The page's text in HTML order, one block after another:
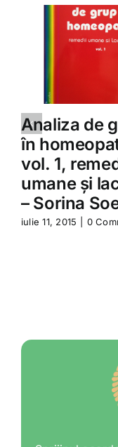
Analiza de
în
vol. 1,
umane şi
– Sorina
iulie 11, 2015 0